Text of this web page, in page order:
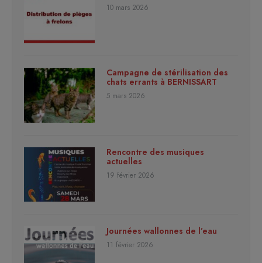
10 mars 2026
Campagne de stérilisation des
chats errants à BERNISSART
5 mars 2026
Rencontre des musiques
actuelles
19 février 2026
Journées wallonnes de l’eau
11 février 2026